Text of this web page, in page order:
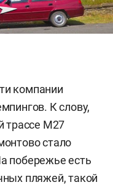
компании
К слову,
трассе М27
стало
побережье есть
пляжей, такой